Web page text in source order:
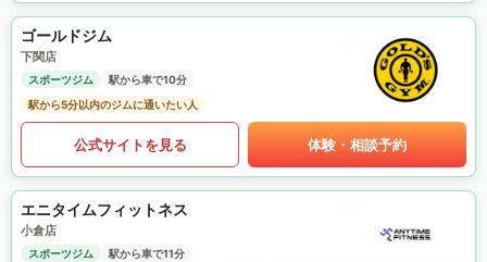
ゴールドジム
下関店
スポーツジム
駅から車で10分
駅から5分以内のジムに通いたい人
公式サイトを見る 体験・相談予約
エニタイムフィットネス
小倉店
スポーツジム 駅から車で11分